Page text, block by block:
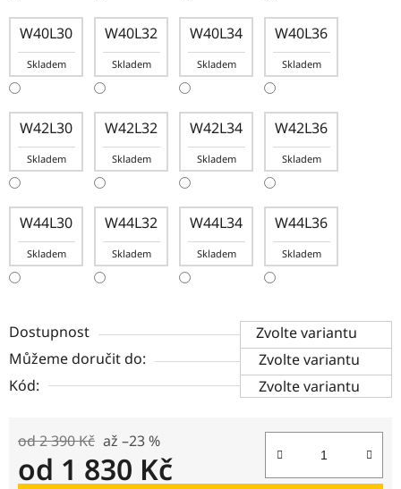
W40L30
Skladem
W40L32
Skladem
W40L34
Skladem
W40L36
Skladem
W42L30
Skladem
W42L32
Skladem
W42L34
Skladem
W42L36
Skladem
W44L30
Skladem
W44L32
Skladem
W44L34
Skladem
W44L36
Skladem
Dostupnost
Zvolte variantu
Můžeme doručit do:
Zvolte variantu
Kód:
Zvolte variantu
od 2 390 Kč až –23 %
od 1 830 Kč